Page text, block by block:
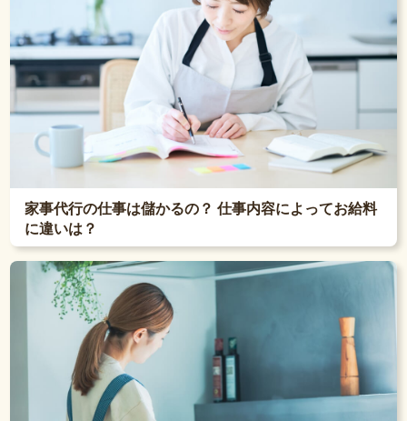
家事代行の仕事は儲かるの？ 仕事内容によってお給料
に違いは？